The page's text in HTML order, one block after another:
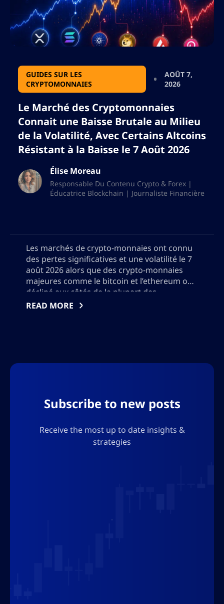
GUIDES SUR LES
CRYPTOMONNAIES
AOÛT 7,
2026
Le Marché des Cryptomonnaies
Connait une Baisse Brutale au Milieu
de la Volatilité, Avec Certains Altcoins
Résistant à la Baisse le 7 Août 2026
Élise Moreau
Responsable Du Contenu Crypto & Forex |
Éducatrice Blockchain | Journaliste Financière
Les marchés de crypto-monnaies ont connu
des pertes significatives et une volatilité le 7
août 2026 alors que des crypto-monnaies
majeures comme le bitcoin et l’ethereum ont
décliné aux côtés de la plupart des
principaux actifs numériques tandis que
Veuillez également ne pas ajouter de
guillemets, j’aurai besoin d’utiliser le résultat
au format json, alors n’ajoutez aucun
caractère qui pourrait briser le format json.
READ MORE
Subscribe to new posts
Receive the most up to date insights &
strategies